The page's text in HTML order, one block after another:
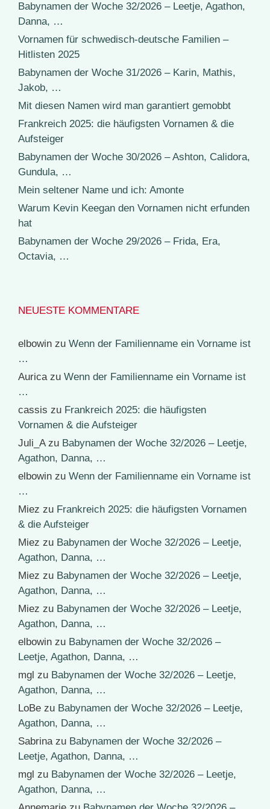
Babynamen der Woche 32/2026 – Leetje, Agathon,
Danna, …
Vornamen für schwedisch-deutsche Familien –
Hitlisten 2025
Babynamen der Woche 31/2026 – Karin, Mathis,
Jakob, …
Mit diesen Namen wird man garantiert gemobbt
Frankreich 2025: die häufigsten Vornamen & die
Aufsteiger
Babynamen der Woche 30/2026 – Ashton, Calidora,
Gundula, …
Mein seltener Name und ich: Amonte
Warum Kevin Keegan den Vornamen nicht erfunden
hat
Babynamen der Woche 29/2026 – Frida, Era,
Octavia, …
NEUESTE KOMMENTARE
elbowin zu Wenn der Familienname ein Vorname ist
…
Auricazu Wenn der Familienname ein Vorname ist
…
cassis zu Frankreich 2025: die häufigsten
Vornamen & die Aufsteiger
Juli_Azu Babynamen der Woche 32/2026 – Leetje,
Agathon, Danna, …
elbowin zu Wenn der Familienname ein Vorname ist
…
Miez zu Frankreich 2025: die häufigsten Vornamen
& die Aufsteiger
Miez zu Babynamen der Woche 32/2026 – Leetje,
Agathon, Danna, …
Miez zu Babynamen der Woche 32/2026 – Leetje,
Agathon, Danna, …
Miez zu Babynamen der Woche 32/2026 – Leetje,
Agathon, Danna, …
elbowin zu Babynamen der Woche 32/2026 –
Leetje, Agathon, Danna, …
mgl zu Babynamen der Woche 32/2026 – Leetje,
Agathon, Danna, …
LoBe zu Babynamen der Woche 32/2026 – Leetje,
Agathon, Danna, …
Sabrinazu Babynamen der Woche 32/2026 –
Leetje, Agathon, Danna, …
mgl zu Babynamen der Woche 32/2026 – Leetje,
Agathon, Danna, …